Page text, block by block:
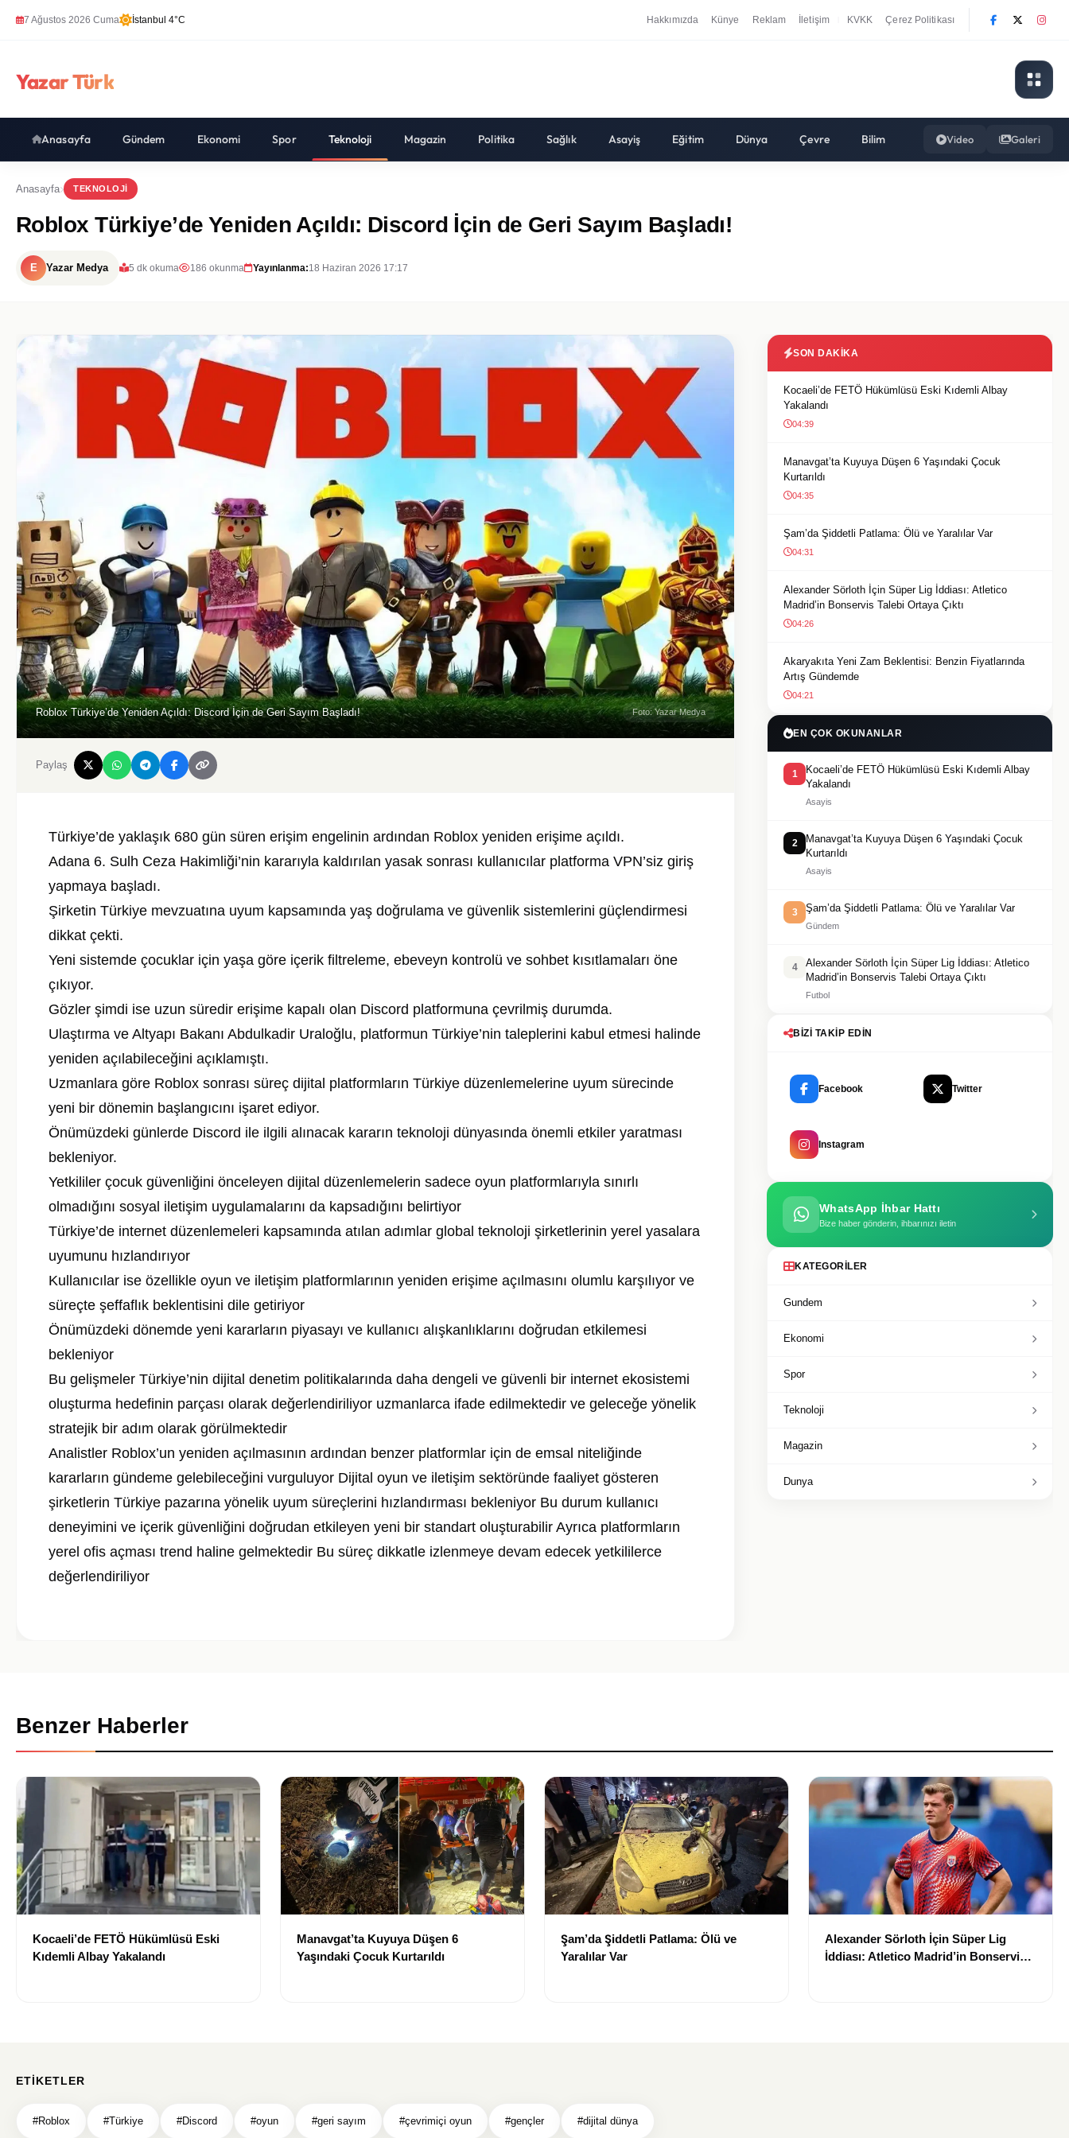
7 Ağustos 2026 Cuma İstanbul 4°C Hakkımızda Künye Reklam İletişim KVKK Çerez Politikası
Yazar Türk
Anasayfa Gündem Ekonomi Spor Teknoloji Magazin Politika Sağlık Asayiş Eğitim Dünya Çevre Bilim Video Galeri
Anasayfa TEKNOLOJI
Roblox Türkiye’de Yeniden Açıldı: Discord İçin de Geri Sayım Başladı!
E Yazar Medya 5 dk okuma 186 okunma Yayınlanma:18 Haziran 2026 17:17
Roblox Türkiye’de Yeniden Açıldı: Discord İçin de Geri Sayım Başladı! Foto: Yazar Medya
Paylaş
Türkiye’de yaklaşık 680 gün süren erişim engelinin ardından Roblox yeniden erişime açıldı.
Adana 6. Sulh Ceza Hakimliği’nin kararıyla kaldırılan yasak sonrası kullanıcılar platforma VPN’siz giriş
yapmaya başladı.
Şirketin Türkiye mevzuatına uyum kapsamında yaş doğrulama ve güvenlik sistemlerini güçlendirmesi
dikkat çekti.
Yeni sistemde çocuklar için yaşa göre içerik filtreleme, ebeveyn kontrolü ve sohbet kısıtlamaları öne
çıkıyor.
Gözler şimdi ise uzun süredir erişime kapalı olan Discord platformuna çevrilmiş durumda.
Ulaştırma ve Altyapı Bakanı Abdulkadir Uraloğlu, platformun Türkiye’nin taleplerini kabul etmesi halinde
yeniden açılabileceğini açıklamıştı.
Uzmanlara göre Roblox sonrası süreç dijital platformların Türkiye düzenlemelerine uyum sürecinde
yeni bir dönemin başlangıcını işaret ediyor.
Önümüzdeki günlerde Discord ile ilgili alınacak kararın teknoloji dünyasında önemli etkiler yaratması
bekleniyor.
Yetkililer çocuk güvenliğini önceleyen dijital düzenlemelerin sadece oyun platformlarıyla sınırlı
olmadığını sosyal iletişim uygulamalarını da kapsadığını belirtiyor
Türkiye’de internet düzenlemeleri kapsamında atılan adımlar global teknoloji şirketlerinin yerel yasalara
uyumunu hızlandırıyor
Kullanıcılar ise özellikle oyun ve iletişim platformlarının yeniden erişime açılmasını olumlu karşılıyor ve
süreçte şeffaflık beklentisini dile getiriyor
Önümüzdeki dönemde yeni kararların piyasayı ve kullanıcı alışkanlıklarını doğrudan etkilemesi
bekleniyor
Bu gelişmeler Türkiye’nin dijital denetim politikalarında daha dengeli ve güvenli bir internet ekosistemi
oluşturma hedefinin parçası olarak değerlendiriliyor uzmanlarca ifade edilmektedir ve geleceğe yönelik
stratejik bir adım olarak görülmektedir
Analistler Roblox’un yeniden açılmasının ardından benzer platformlar için de emsal niteliğinde
kararların gündeme gelebileceğini vurguluyor Dijital oyun ve iletişim sektöründe faaliyet gösteren
şirketlerin Türkiye pazarına yönelik uyum süreçlerini hızlandırması bekleniyor Bu durum kullanıcı
deneyimini ve içerik güvenliğini doğrudan etkileyen yeni bir standart oluşturabilir Ayrıca platformların
yerel ofis açması trend haline gelmektedir Bu süreç dikkatle izlenmeye devam edecek yetkililerce
değerlendiriliyor
SON DAKIKA
Kocaeli’de FETÖ Hükümlüsü Eski Kıdemli Albay
Yakalandı
04:39
Manavgat’ta Kuyuya Düşen 6 Yaşındaki Çocuk
Kurtarıldı
04:35
Şam’da Şiddetli Patlama: Ölü ve Yaralılar Var
04:31
Alexander Sörloth İçin Süper Lig İddiası: Atletico
Madrid’in Bonservis Talebi Ortaya Çıktı
04:26
Akaryakıta Yeni Zam Beklentisi: Benzin Fiyatlarında
Artış Gündemde
04:21
EN ÇOK OKUNANLAR
1
Kocaeli’de FETÖ Hükümlüsü Eski Kıdemli Albay
Yakalandı
Asayis
2
Manavgat’ta Kuyuya Düşen 6 Yaşındaki Çocuk
Kurtarıldı
Asayis
3 Şam’da Şiddetli Patlama: Ölü ve Yaralılar Var
Gündem
4
Alexander Sörloth İçin Süper Lig İddiası: Atletico
Madrid’in Bonservis Talebi Ortaya Çıktı
Futbol
BIZI TAKIP EDIN
Facebook Twitter
Instagram
WhatsApp İhbar Hattı
Bize haber gönderin, ihbarınızı iletin
KATEGORILER
Gundem
Ekonomi
Spor
Teknoloji
Magazin
Dunya
Benzer Haberler
Kocaeli’de FETÖ Hükümlüsü Eski
Kıdemli Albay Yakalandı
Manavgat’ta Kuyuya Düşen 6
Yaşındaki Çocuk Kurtarıldı
Şam’da Şiddetli Patlama: Ölü ve
Yaralılar Var
Alexander Sörloth İçin Süper Lig
İddiası: Atletico Madrid’in Bonservis
ETIKETLER
#Roblox #Türkiye #Discord #oyun #geri sayım #çevrimiçi oyun #gençler #dijital dünya